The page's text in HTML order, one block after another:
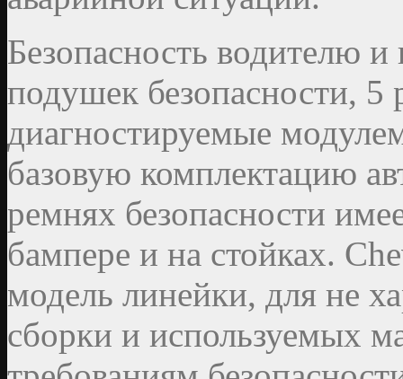
Безопасность водителю
подушек безопасности, 5
диагностируемые
базовую комплектацию
ремнях безопасности
бампере и на стойках.
модель линейки, для не
сборки и используемых